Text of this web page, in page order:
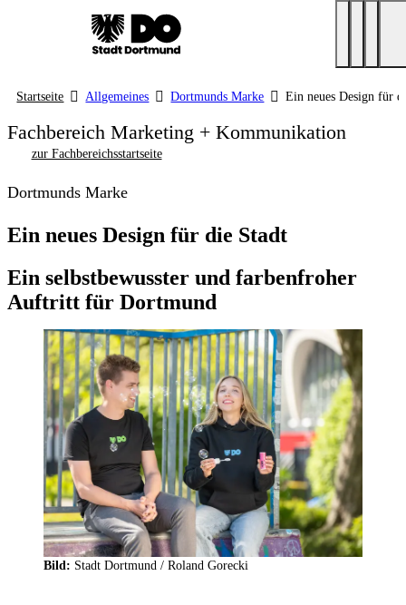
Startseite Allgemeines Dortmunds Marke Ein neues Design für
Fachbereich Marketing + Kommunikation
zur Fachbereichsstartseite
Dortmunds Marke
Ein neues Design für die Stadt
Ein selbstbewusster und farbenfroher
Auftritt für Dortmund
Bild: Stadt Dortmund / Roland Gorecki